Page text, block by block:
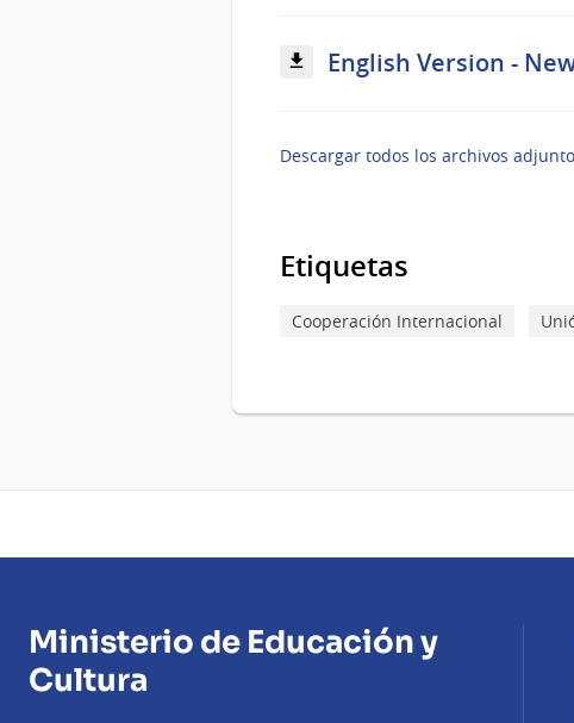
English Version -
Descargar todos los archivos
Etiquetas
Cooperación Internacional
Ministerio de Educación y
Cultura